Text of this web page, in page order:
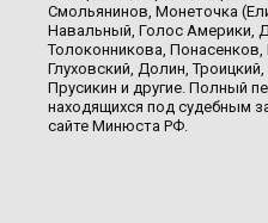
Смольянинов, Монеточка
Навальный, Голос Америки,
Толоконникова,
Глуховский, Долин,
Прусикин и другие. Полный
находящихся под судебным
сайте Минюста РФ.